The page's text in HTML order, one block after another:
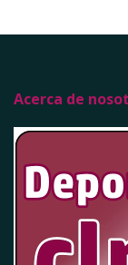
Acerca de